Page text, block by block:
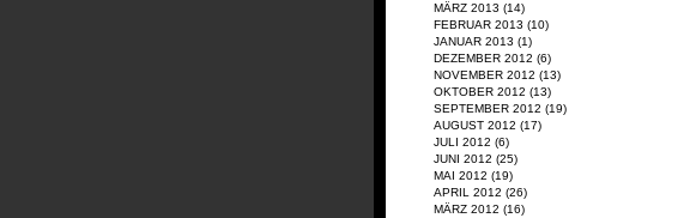
MÄRZ 2013 (14)
FEBRUAR 2013 (10)
JANUAR 2013 (1)
DEZEMBER 2012 (6)
NOVEMBER 2012 (13)
OKTOBER 2012 (13)
SEPTEMBER 2012 (19)
AUGUST 2012 (17)
JULI 2012 (6)
JUNI 2012 (25)
MAI 2012 (19)
APRIL 2012 (26)
MÄRZ 2012 (16)